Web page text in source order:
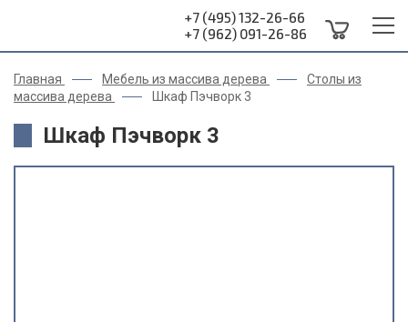
+7 (495) 132-26-66
+7 (962) 091-26-86
Главная Мебель из массива дерева
Столы из
массива дерева
Шкаф Пэчворк 3
Шкаф Пэчворк 3